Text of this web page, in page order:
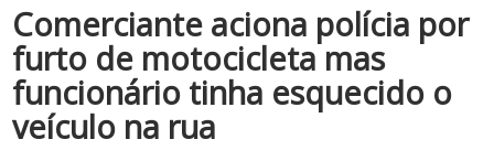
Comerciante aciona polícia por
furto de motocicleta mas
funcionário tinha esquecido o
veículo na rua